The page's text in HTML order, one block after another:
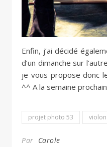
Enfin, j’ai décidé
d’un dimanche sur
je vous propose donc
^^ A la semaine
projet photo 53 violon
Par Carole